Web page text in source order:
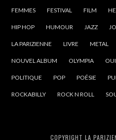
FEMMES FESTIVAL FILM
HIP HOP HUMOUR JAZZ
LA PARIZIENNE LIVRE METAL
NOUVEL ALBUM OLYMPIA
POLITIQUE POP POÉSIE
ROCKABILLY ROCK N ROLL
COPYRIGHT LA